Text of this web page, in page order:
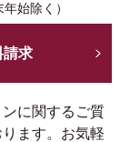
始除く）
請求
に関するご質
ます。お気軽